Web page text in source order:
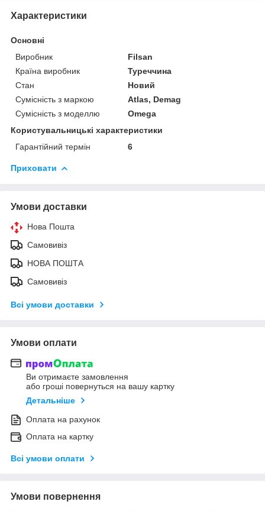
Характеристики
Основні
Виробник
Filsan
Країна виробник
Туреччина
Стан
Новий
Сумісність з маркою
Atlas, Demag
Сумісність з моделлю
Omega
Користувальницькі характеристики
Гарантійний термін
6
Приховати
Умови доставки
Нова Пошта
Самовивіз
НОВА ПОШТА
Самовивіз
Всі умови доставки
Умови оплати
Ви отримаєте замовлення
або гроші повернуться на вашу картку
Детальніше
Оплата на рахунок
Оплата на картку
Всі умови оплати
Умови повернення